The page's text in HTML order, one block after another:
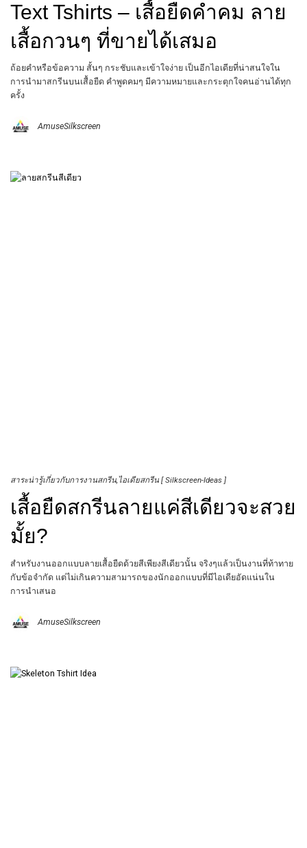
Text Tshirts – เสื้อยืดคำคม ลาย
เสื้อกวนๆ ที่ขายได้เสมอ
ถ้อยคำหรือข้อความ สั้นๆ กระชับและเข้าใจง่าย เป็นอีกไอเดียที่น่าสนใจใน
การนำมาสกรีนบนเสื้อยืด คำพูดคมๆ มีความหมายและกระตุกใจคนอ่านได้ทุก
ครั้ง
AmuseSilkscreen
สาระน่ารู้เกี่ยวกับการงานสกรีน ไอเดียสกรีน [ Silkscreen-Ideas ]
เสื้อยืดสกรีนลายแค่สีเดียวจะสวย
มั้ย?
สำหรับงานออกแบบลายเสื้อยืดด้วยสีเพียงสีเดียวนั้น จริงๆแล้วเป็นงานที่ท้าทาย
กับข้อจำกัด แต่ไม่เกินความสามารถของนักออกแบบที่มีไอเดียอัดแน่นใน
การนำเสนอ
AmuseSilkscreen